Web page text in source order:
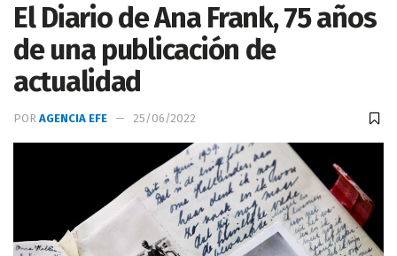
El Diario de Ana Frank, 75 años
de una publicación de
actualidad
POR AGENCIA EFE 25/06/2022